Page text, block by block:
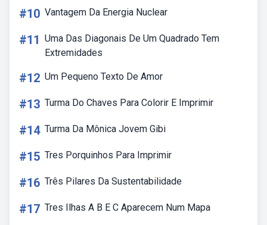
#10 Vantagem Da Energia Nuclear
#11 Uma Das Diagonais De Um Quadrado Tem
Extremidades
#12 Um Pequeno Texto De Amor
#13 Turma Do Chaves Para Colorir E Imprimir
#14 Turma Da Mônica Jovem Gibi
#15 Tres Porquinhos Para Imprimir
#16 Três Pilares Da Sustentabilidade
#17 Tres Ilhas A B E C Aparecem Num Mapa